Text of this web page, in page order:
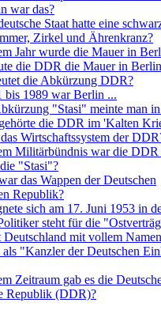
war das?
Staat hatte eine
Zirkel und Ährenkranz?
Jahr wurde die Mauer in
die DDR die Mauer in
die Abkürzung DDR?
bis 1989 war Berlin ...
"Stasi" meinte man
die DDR im 'Kalten
Wirtschaftssystem der
Militärbündnis war die
"Stasi"?
das Wappen der Deutschen
Republik?
sich am 17. Juni 1953 in
steht für die
Deutschland mit vollem
"Kanzler der Deutschen
Zeitraum gab es die
Republik (DDR)?